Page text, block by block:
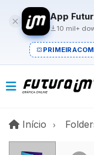
App
10 mil+
Início Início